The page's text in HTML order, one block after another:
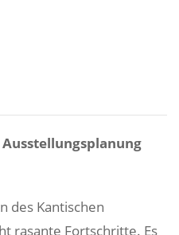
des Kantischen
rasante Fortschritte. Es